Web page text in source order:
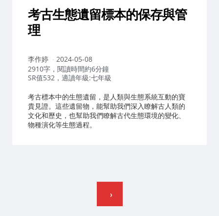
考古生態遺留標本的保存與管
理
作
者：
李作婷
2024-05-08
2910字，閱讀時間約6分鐘
SR值532，適讀年級:七年級
考古標本中的生態遺留，是人類與生態系統互動的寶
貴見證。這些遺留物，能幫助我們深入瞭解古人類的
文化和歷史，也幫助我們瞭解古代生態環境的變化、
物種演化等生態過程。